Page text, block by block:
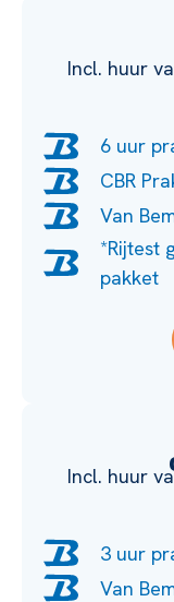
Incl. huur
6 uur
CBR
Van
*Rijtest
pakket
Incl. huur
3 uur
Van